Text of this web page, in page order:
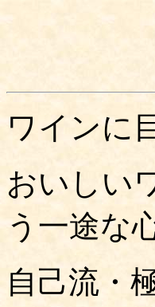
ワインに
おいしい
う一途な
自己流・